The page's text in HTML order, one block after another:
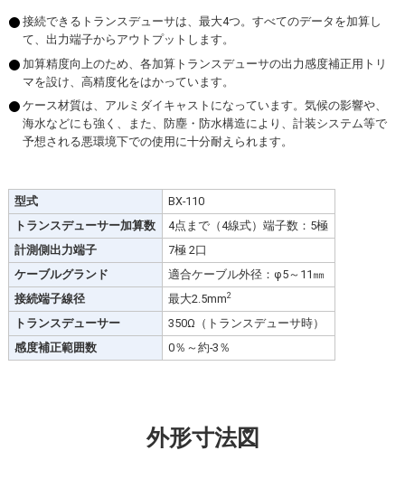
接続できるトランスデューサは、最大4つ。すべてのデータを加算し
て、出力端子からアウトプットします。
加算精度向上のため、各加算トランスデューサの出力感度補正用トリ
マを設け、高精度化をはかっています。
ケース材質は、アルミダイキャストになっています。気候の影響や、
海水などにも強く、また、防塵・防水構造により、計装システム等で
予想される悪環境下での使用に十分耐えられます。
型式
BX-110
トランスデューサー加算数
4点まで（4線式）端子数：5極
計測側出力端子
7極 2口
ケーブルグランド
適合ケーブル外径：φ5～11㎜
接続端子線径
最大2.5mm2
トランスデューサー
350Ω（トランスデューサ時）
感度補正範囲数
0％～約-3％
外形寸法図